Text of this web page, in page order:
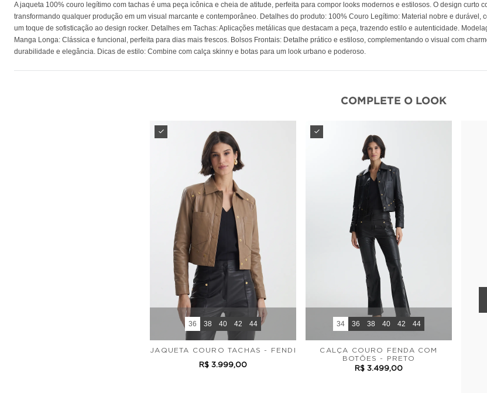
A jaqueta 100% couro legítimo com tachas é uma peça icônica e cheia de atitude, perfeita para compor looks modernos e estilosos. O design
transformando qualquer produção em um visual marcante e contemporâneo. Detalhes do produto: 100% Couro Legítimo: Material nobre e
um toque de sofisticação ao design rocker. Detalhes em Tachas: Aplicações metálicas que destacam a peça, trazendo estilo e autenticidade.
Manga Longa: Clássica e funcional, perfeita para dias mais frescos. Bolsos Frontais: Detalhe prático e estiloso, complementando o visual com
durabilidade e elegância. Dicas de estilo: Combine com calça skinny e botas para um look urbano e poderoso.
COMPLETE O LOOK
36 38 40 42 44
JAQUETA COURO TACHAS - FENDI
R$ 3.999,00
34 36 38 40 42 44
CALÇA COURO FENDA COM
BOTÕES - PRETO
R$ 3.499,00